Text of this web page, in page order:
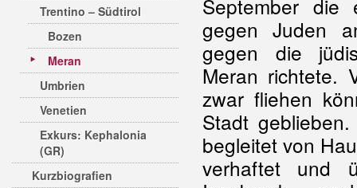
Trentino – Südtirol
Bozen
Meran
Umbrien
Venetien
Exkurs: Kephalonia
(GR)
Kurzbiografien
September die
gegen Juden
gegen die
Meran richtete.
zwar fliehen
Stadt
begleitet von
verhaftet und